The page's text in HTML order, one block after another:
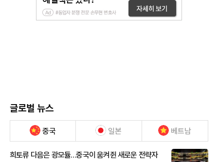
글로벌 뉴스
중국 일본 베트남
희토류 다음은 광모듈…중국이 움켜쥔 새로운 전략자